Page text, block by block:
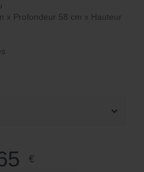
x Profondeur 58 cm x Hauteur
€